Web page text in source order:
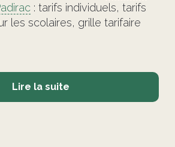
: tarifs individuels, tarifs
les scolaires, grille tarifaire
Lire la suite